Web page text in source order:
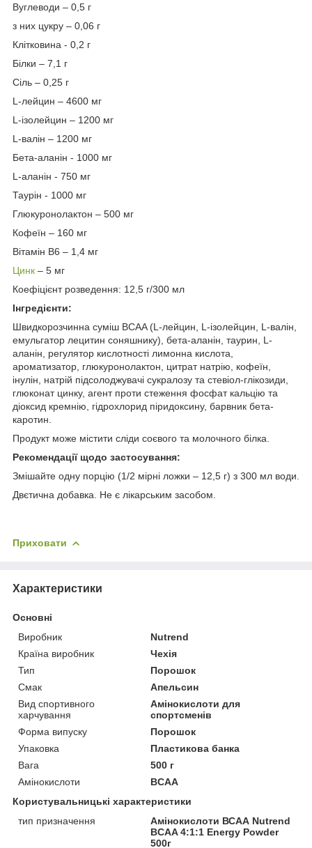
Вуглеводи – 0,5 г
з них цукру – 0,06 г
Клітковина - 0,2 г
Білки – 7,1 г
Сіль – 0,25 г
L-лейцин – 4600 мг
L-ізолейцин – 1200 мг
L-валін – 1200 мг
Бета-аланін - 1000 мг
L-аланін - 750 мг
Таурін - 1000 мг
Глюкуронолактон – 500 мг
Кофеїн – 160 мг
Вітамін B6 – 1,4 мг
Цинк – 5 мг
Коефіцієнт розведення: 12,5 г/300 мл
Інгредієнти:
Швидкорозчинна суміш BCAA (L-лейцин, L-ізолейцин, L-валін,
емульгатор лецитин соняшнику), бета-аланін, таурин, L-
аланін, регулятор кислотності лимонна кислота,
ароматизатор, глюкуронолактон, цитрат натрію, кофеїн,
інулін, натрій підсолоджувачі сукралозу та стевіол-глікозиди,
глюконат цинку, агент проти стеження фосфат кальцію та
діоксид кремнію, гідрохлорид піридоксину, барвник бета-
каротин.
Продукт може містити сліди соєвого та молочного білка.
Рекомендації щодо застосування:
Змішайте одну порцію (1/2 мірні ложки – 12,5 г) з 300 мл води.
Двєтична добавка. Не є лікарським засобом.
Приховати
Характеристики
Основні
Виробник
Nutrend
Країна виробник
Чехія
Тип
Порошок
Смак
Апельсин
Вид спортивного
харчування
Амінокислоти для
спортсменів
Форма випуску
Порошок
Упаковка
Пластикова банка
Вага
500 г
Амінокислоти
BCAA
Користувальницькі характеристики
тип призначення
Амінокислоти ВСАА Nutrend
BCAA 4:1:1 Energy Powder
500г